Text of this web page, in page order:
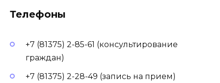
Телефоны
+7 (81375) 2-85-61 (консультирование
граждан)
+7 (81375) 2-28-49 (запись на прием)